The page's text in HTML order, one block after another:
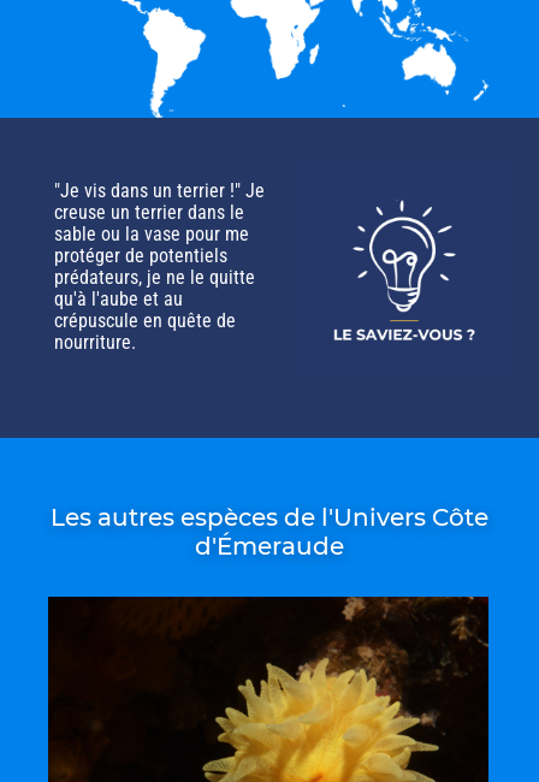
"Je vis dans un terrier !" Je
creuse un terrier dans le
sable ou la vase pour me
protéger de potentiels
prédateurs, je ne le quitte
qu'à l'aube et au
crépuscule en quête de
nourriture.
Les autres espèces de l'Univers Côte
d'Émeraude